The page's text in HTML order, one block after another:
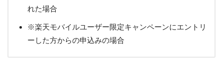
れた場合
※楽天モバイルユーザー限定キャンペーンにエントリ
ーした方からの申込みの場合